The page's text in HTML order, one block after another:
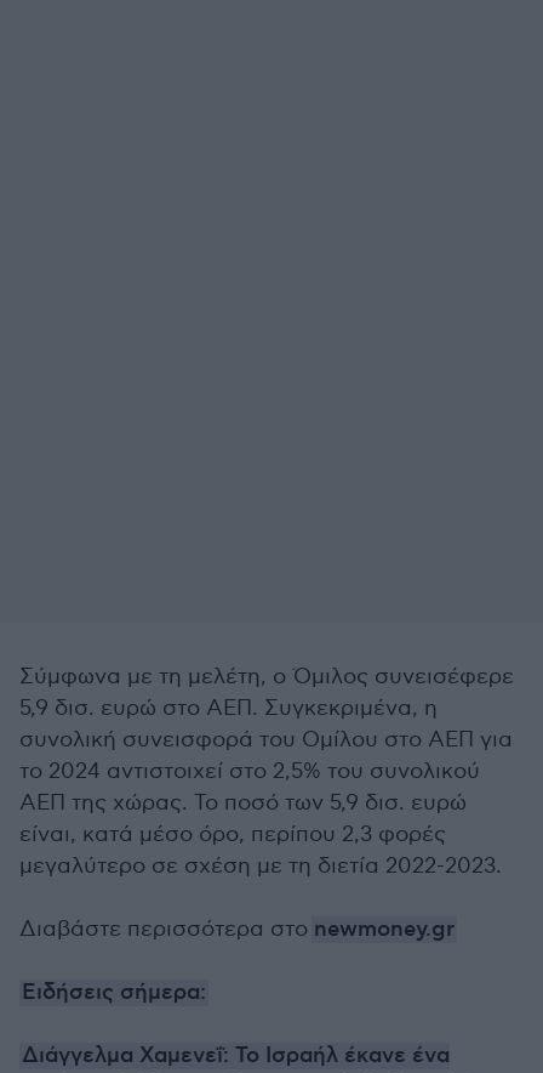
Σύμφωνα με τη μελέτη, ο Όμιλος συνεισέφερε
5,9 δισ. ευρώ στο ΑΕΠ. Συγκεκριμένα, η
συνολική συνεισφορά του Ομίλου στο ΑΕΠ για
το 2024 αντιστοιχεί στο 2,5% του συνολικού
ΑΕΠ της χώρας. Το ποσό των 5,9 δισ. ευρώ
είναι, κατά μέσο όρο, περίπου 2,3 φορές
μεγαλύτερο σε σχέση με τη διετία 2022-2023.
Διαβάστε περισσότερα στο newmoney.gr
Ειδήσεις σήμερα:
Διάγγελμα Χαμενεΐ: Το Ισραήλ έκανε ένα